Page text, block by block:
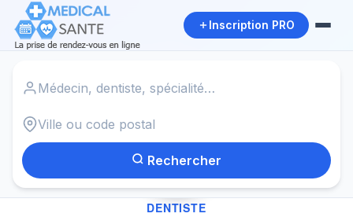
Inscription PRO
Rechercher
✓
DENTISTE